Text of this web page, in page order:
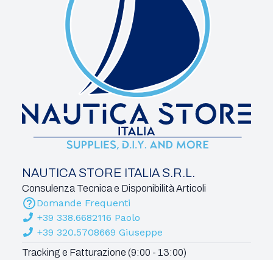
NAUTICA STORE ITALIA S.R.L.
Consulenza Tecnica e Disponibilità Articoli
Domande Frequenti
+39 338.6682116 Paolo
+39 320.5708669 Giuseppe
Tracking e Fatturazione (9:00 - 13:00)